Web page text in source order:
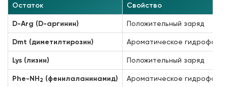
Остаток Свойство
D-Arg (D-аргинин) Положительный заряд
Dmt (диметилтирозин) Ароматическое
Lys (лизин) Положительный заряд
Phe-NH2 (фенилаланинамид) Ароматическое